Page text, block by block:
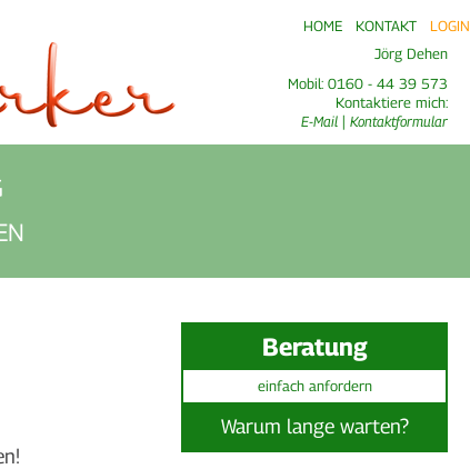
Jörg Dehen
Mobil: 0160 - 44 39 573
Kontaktiere mich:
E-Mail | Kontaktformular
HOME KONTAKT LOGIN
Beratung
einfach anfordern
Warum lange warten?